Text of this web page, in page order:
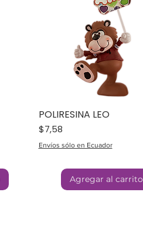
POLIRESINA LEO
Precio
$7,58
Envíos sólo en Ecuador
Agregar al carrito